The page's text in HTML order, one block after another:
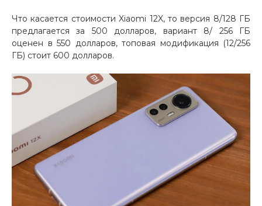
Что касается стоимости Xiaomi 12X, то версия 8/128 ГБ
предлагается за 500 долларов, вариант 8/ 256 ГБ
оценен в 550 долларов, топовая модификация (12/256
ГБ) стоит 600 долларов.